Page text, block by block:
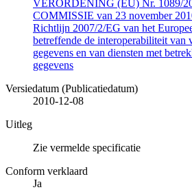
VERORDENING (EU) Nr. 1089/
COMMISSIE van 23 november
Richtlijn 2007/2/EG van het
betreffende de interoperabiliteit van
gegevens en van diensten met
gegevens
Versiedatum (Publicatiedatum)
2010-12-08
Uitleg
Zie vermelde specificatie
Conform verklaard
Ja